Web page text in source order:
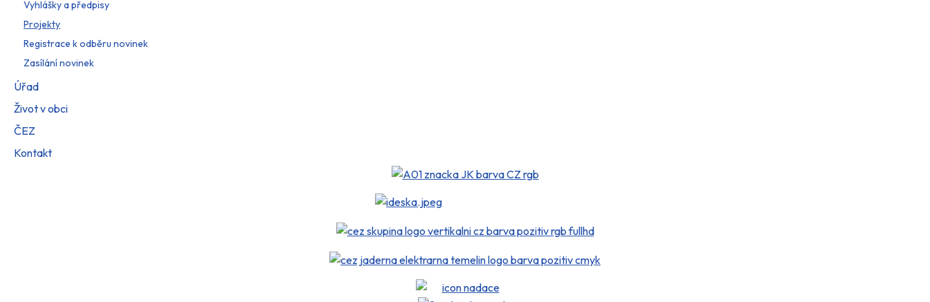
Vyhlášky a předpisy
Projekty
Registrace k odběru novinek
Zasílání novinek
Úřad
Život v obci
ČEZ
Kontakt